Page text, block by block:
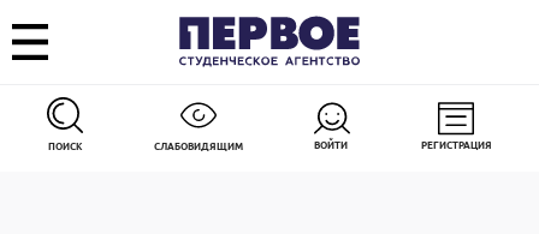
ПОИСК СЛАБОВИДЯЩИМ ВОЙТИ РЕГИСТРАЦИЯ